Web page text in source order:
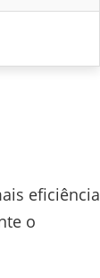
eficiência
o